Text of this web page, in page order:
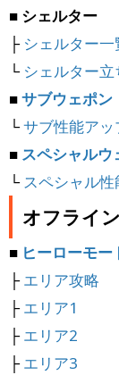
■ シェルター
├ シェルター一
└ シェルター立
■サブウェポン
└サブ性能アッ
■ スペシャルウ
└スペシャル
オフライ
■ ヒーローモー
├エリア攻略
├エリア1
├エリア2
├エリア3